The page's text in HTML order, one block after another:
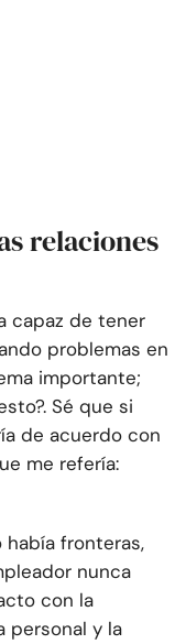
relaciones
capaz de tener
problemas en
importante;
Sé que si
de acuerdo con
me refería:
fronteras,
nunca
con la
personal y la